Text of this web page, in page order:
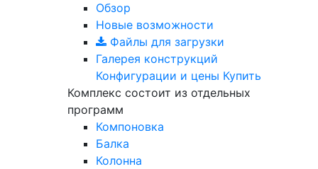
Обзор
Новые возможности
Файлы для загрузки
Галерея конструкций
Конфигурации и цены Купить
Комплекс состоит из отдельных
программ
Компоновка
Балка
Колонна